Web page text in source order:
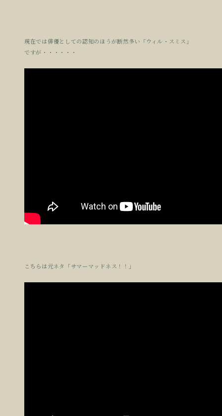
現在では俳優としての認知のほうが断然多い「ウィル・スミス」
ですが・・・・・・
こちらは元ネタ「サマーマッドネス！！」